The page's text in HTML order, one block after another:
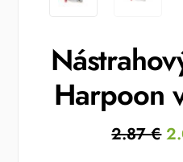
Harpoon
2.87€